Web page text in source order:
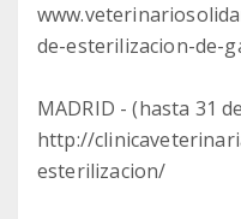
de-esterilizacion-de-
MADRID - (hasta 31
http://
esterilizacion/